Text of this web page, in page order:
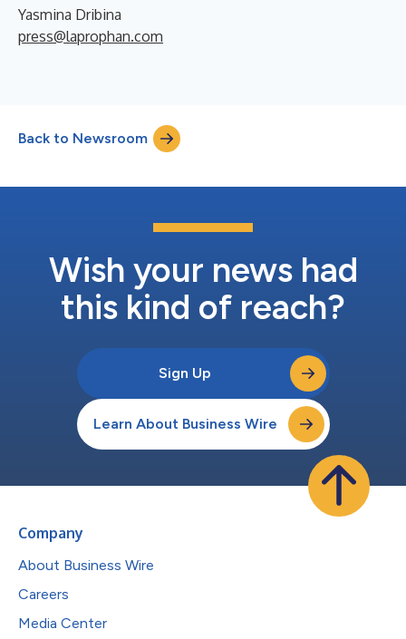
Yasmina Dribina
press@laprophan.com
Back to Newsroom
Wish your news had
this kind of reach?
Sign Up
Learn About Business Wire
Company
About Business Wire
Careers
Media Center